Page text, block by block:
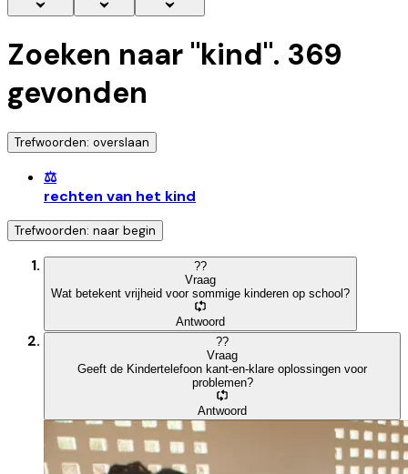
Zoeken naar "kind". 369
gevonden
Trefwoorden: overslaan
⚖️
rechten van het kind
Trefwoorden: naar begin
??
Vraag
Wat betekent vrijheid voor sommige kinderen op school?
Antwoord
??
Vraag
Geeft de Kindertelefoon kant-en-klare oplossingen voor
problemen?
Antwoord